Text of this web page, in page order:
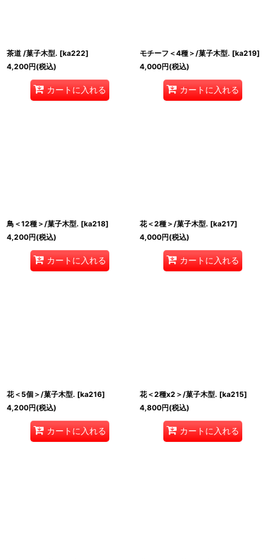
茶道 /菓子木型. [ka222]
4,200円(税込)
カートに入れる
モチーフ＜4種＞/菓子木型. [ka219]
4,000円(税込)
カートに入れる
鳥＜12種＞/菓子木型. [ka218]
4,200円(税込)
カートに入れる
花＜2種＞/菓子木型. [ka217]
4,000円(税込)
カートに入れる
花＜5個＞/菓子木型. [ka216]
4,200円(税込)
カートに入れる
花＜2種x2＞/菓子木型. [ka215]
4,800円(税込)
カートに入れる